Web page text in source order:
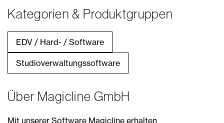
Kategorien & Produktgruppen
EDV / Hard- / Software
Studioverwaltungssoftware
Über Magicline GmbH
Mit unserer Software Magicline erhalten